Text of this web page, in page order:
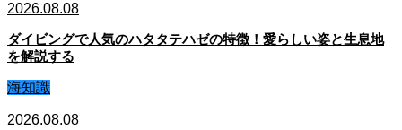
2026.08.08
ダイビングで人気のハタタテハゼの特徴！愛らしい姿と生息地
を解説する
海知識
2026.08.08